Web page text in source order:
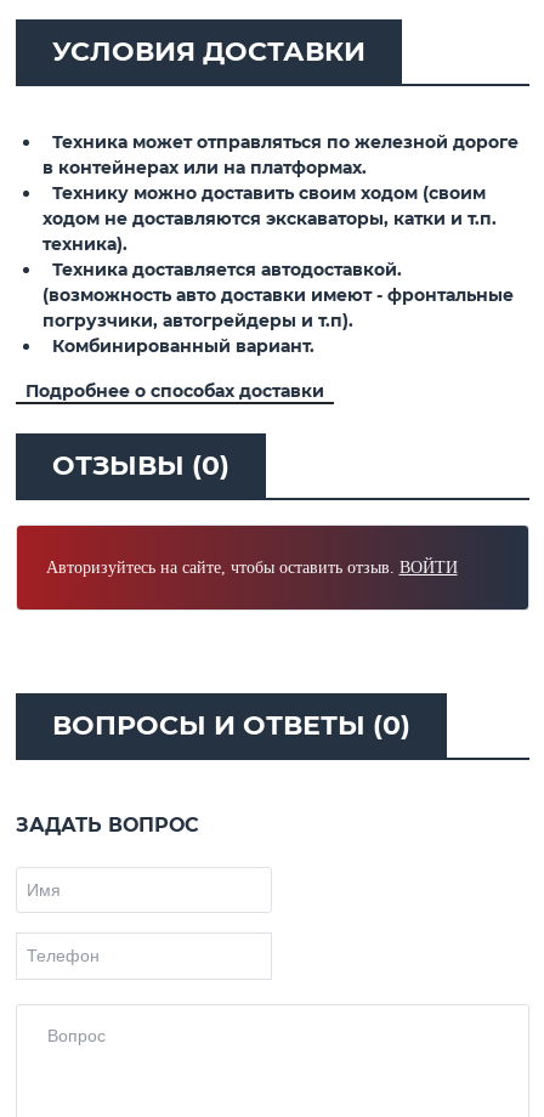
УСЛОВИЯ ДОСТАВКИ
Техника может отправляться по железной дороге
в контейнерах или на платформах.
Технику можно доставить своим ходом (своим
ходом не доставляются экскаваторы, катки и т.п.
техника).
Техника доставляется автодоставкой.
(возможность авто доставки имеют - фронтальные
погрузчики, автогрейдеры и т.п).
Комбинированный вариант.
Подробнее о способах доставки
ОТЗЫВЫ (0)
Авторизуйтесь на сайте, чтобы оставить отзыв. ВОЙТИ
ВОПРОСЫ И ОТВЕТЫ (0)
ЗАДАТЬ ВОПРОС